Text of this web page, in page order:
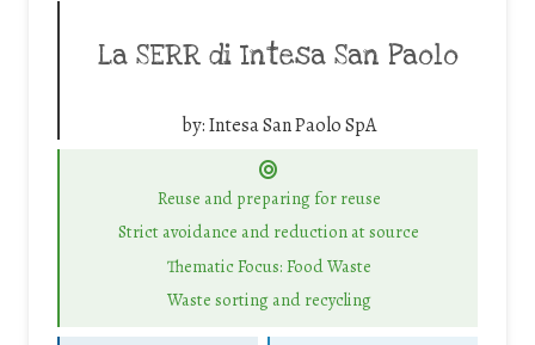
La SERR di Intesa San Paolo
by:Intesa San Paolo SpA
Reuse and preparing for reuse
Strict avoidance and reduction at source
Thematic Focus: Food Waste
Waste sorting and recycling